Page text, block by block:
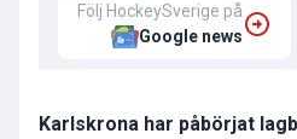
Följ HockeySverige på
Google news
Karlskrona har påbörjat